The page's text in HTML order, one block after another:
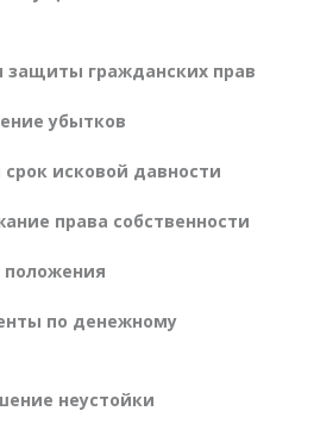
защиты гражданских прав
убытков
исковой давности
права собственности
по денежному
неустойки